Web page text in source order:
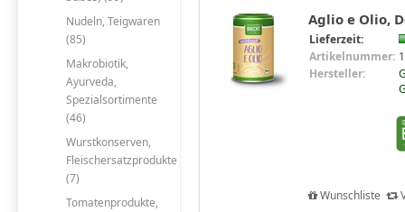
Nudeln, Teigwaren
(85)
Makrobiotik,
Ayurveda,
Spezialsortimente
(46)
Wurstkonserven,
Fleischersatzprodukte
(7)
Tomatenprodukte,
Aglio e Olio,
Lieferzeit:
Artikelnummer:
Hersteller:
Wunschliste